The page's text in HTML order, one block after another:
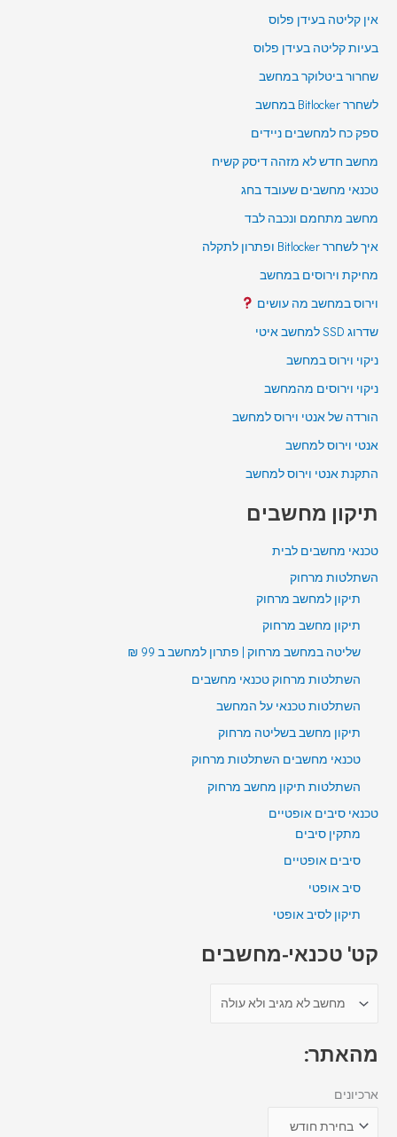
אין קליטה בעידן פלוס
בעיות קליטה בעידן פלוס
שחרור ביטלוקר במחשב
לשחרר Bitlocker במחשב
ספק כח למחשבים ניידים
מחשב חדש לא מזהה דיסק קשיח
טכנאי מחשבים שעובד בחג
מחשב מתחמם ונכבה לבד
איך לשחרר Bitlocker ופתרון לתקלה
מחיקת וירוסים במחשב
וירוס במחשב מה עושים
שדרוג SSD למחשב איטי
ניקוי וירוס במחשב
ניקוי וירוסים מהמחשב
הורדה של אנטי וירוס למחשב
אנטי וירוס למחשב
התקנת אנטי וירוס למחשב
תיקון מחשבים
טכנאי מחשבים לבית
השתלטות מרחוק
תיקון למחשב מרחוק
תיקון מחשב מרחוק
שליטה במחשב מרחוק | פתרון למחשב ב 99 ₪
השתלטות מרחוק טכנאי מחשבים
השתלטות טכנאי על המחשב
תיקון מחשב בשליטה מרחוק
טכנאי מחשבים השתלטות מרחוק
השתלטות תיקון מחשב מרחוק
טכנאי סיבים אופטיים
מתקין סיבים
סיבים אופטיים
סיב אופטי
תיקון לסיב אופטי
קט' טכנאי-מחשבים
מהאתר:
ארכיונים